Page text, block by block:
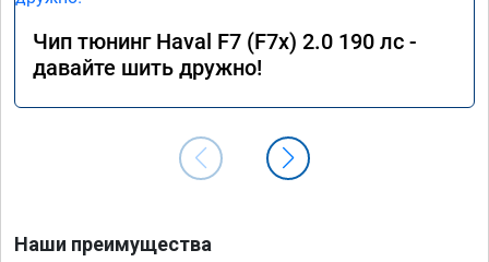
Чип тюнинг Haval F7 (F7x) 2.0 190 лс -
давайте шить дружно!
Наши преимущества